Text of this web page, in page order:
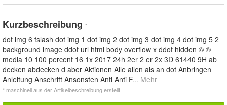
Kurzbeschreibung *
dot img 6 fslash dot img 1 dot img 2 dot img 3 dot img 4 dot img 5 2
background image ddot url html body overflow x ddot hidden © ®
media 10 100 percent 16 1x 2017 24h 2er 2 er 2x 3D 61440 9H ab
decken abdecken d aber Aktionen Alle allen als an dot Anbringen
Anleitung Anschrift Ansonsten Anti Anti F... Mehr
* maschinell aus der Artikelbeschreibung erstellt